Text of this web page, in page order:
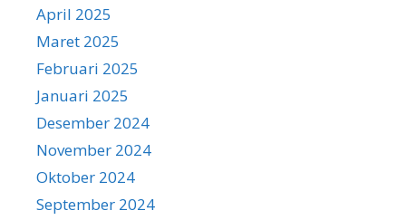
April 2025
Maret 2025
Februari 2025
Januari 2025
Desember 2024
November 2024
Oktober 2024
September 2024